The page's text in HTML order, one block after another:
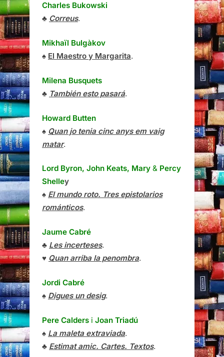
Charles Bukowski
♣ Correus.
Mikhaïl Bulgàkov
♠ El Maestro y Margarita.
Milena Busquets
♣ También esto pasará.
Howard Butten
♠ Quan jo tenia cinc anys em vaig
matar.
Lord Byron, John Keats, Mary & Percy
Shelley
♠ El mundo roto. Tres epistolarios
románticos.
Jaume Cabré
♣ Les incerteses.
♥ Quan arriba la penombra.
Jordi Cabré
♠ Digues un desig.
Pere Calders i Joan Triadú
♠ La maleta extraviada.
♣ Estimat amic. Cartes. Textos.